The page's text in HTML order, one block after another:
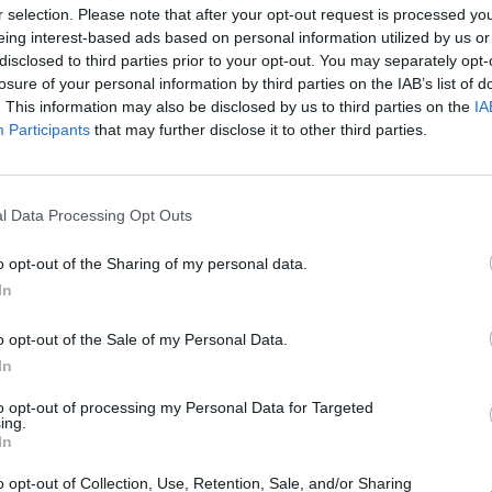
selection. Please note that after your opt-out request is processed
interest-based ads based on personal information utilized by us
to third parties prior to your opt-out. You may separately
of your personal information by third parties on the IAB’s list of
This information may also be disclosed by us to third parties on the
Participants that may further disclose it to other third parties.
Data Processing Opt Outs
opt-out of the Sharing of my personal data.
opt-out of the Sale of my Personal Data.
opt-out of processing my Personal Data for Targeted
opt-out of Collection, Use, Retention, Sale, and/or Sharing
Prova spesso il tiro dalla
finire del primo tempo si mangia un gol
solo, calcia a lato un facile diagonale.
testa di Trezeguet la palla della vittoria.
6,5 Lotta in mezzo al campo, non si
anche se talvolta appare troppo nervoso.
e sbaglia un'infinità di passaggi.
sulla fascia e gli mette Pessotto alle
un bel duello prima con Stam, poi
anche quando Lippi lo riporta in difesa
nulla. Il migliore dei suoi. NEDVED 6
Nedved pre-natalizio, che spopolava
Nonostante ciò cerca di costruire
degne di nota ma non trova l'aiuto di
con Mihajlovic. TREZEGUET 6 Il
Rudy Giuliani a Come States?
americana